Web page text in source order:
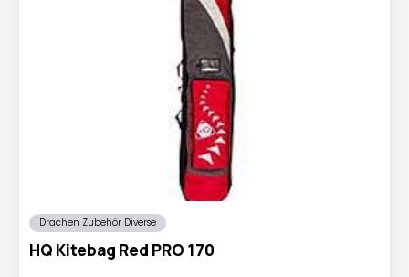
Drachen Zubehör Diverse
HQ Kitebag Red PRO 170